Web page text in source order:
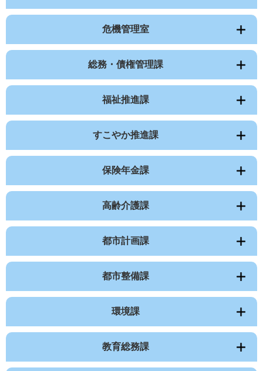
危機管理室
総務・債権管理課
福祉推進課
すこやか推進課
保険年金課
高齢介護課
都市計画課
都市整備課
環境課
教育総務課